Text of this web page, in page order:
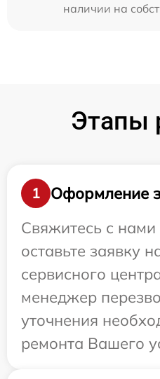
наличии на
Этапы
1
Оформление
Свяжитесь с
оставьте заявку
сервисного
менеджер
уточнения
ремонта Вашего